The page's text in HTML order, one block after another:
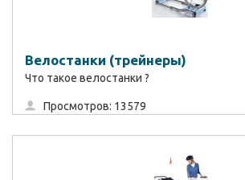
Велостанки (трейнеры)
Что такое велостанки ?
Просмотров: 13579